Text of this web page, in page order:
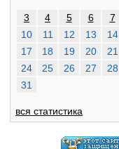
3
4 5 6 7
10
11 12 13 14
17
18 19 20 21
24
25 26 27 28
31
вся статистика